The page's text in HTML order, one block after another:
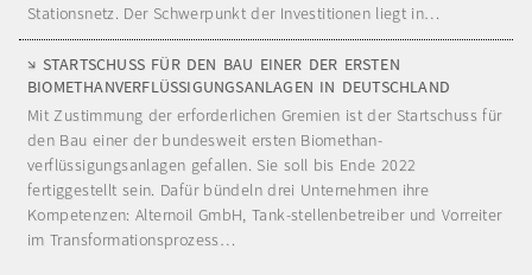
Stationsnetz. Der Schwerpunkt der Investitionen liegt in…
STARTSCHUSS FÜR DEN BAU EINER DER ERSTEN
BIOMETHANVERFLÜSSIGUNGSANLAGEN IN DEUTSCHLAND
Mit Zustimmung der erforderlichen Gremien ist der Startschuss für
den Bau einer der bundesweit ersten Biomethan-
verflüssigungsanlagen gefallen. Sie soll bis Ende 2022
fertiggestellt sein. Dafür bündeln drei Unternehmen ihre
Kompetenzen: Alternoil GmbH, Tank-stellenbetreiber und Vorreiter
im Transformationsprozess…